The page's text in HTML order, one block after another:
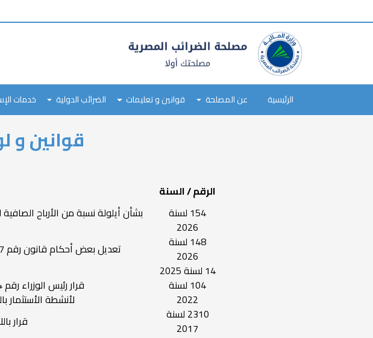
type
Main
navigation
الرئيسية عن المصلحة قوانين و تعليمات الضرائب الدولية خدمات
قوانين و
الرقم / السنة
154 لسنة
2026
بشأن أيلولة نسبة من الأرباح
148 لسنة
2026
تعديل بعض أحكام قانون رقم 147 لسنة 1984 بفرض رسم تنمية الموارد المالية للدولة
14 لسنة 2025
104 لسنة
2022
قرار رئيس الوزراء رقم 104 لسنة 2022 بشأن توزيع القطاعات الفرعية
لأنشطة الأستثمار
2310 لسنة
2017
قرار